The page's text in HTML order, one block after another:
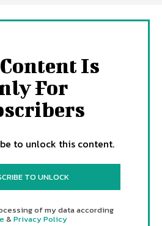
Is
For
to unlock this content.
TO UNLOCK
of my data according
& Privacy Policy